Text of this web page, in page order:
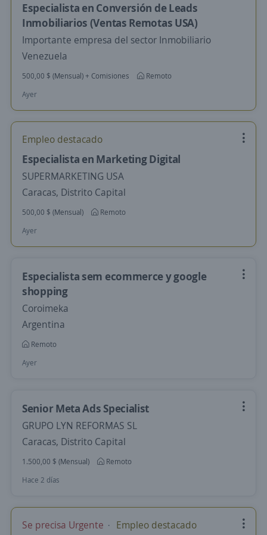
Especialista en Conversión de Leads
Inmobiliarios (Ventas Remotas USA)
Importante empresa del sector Inmobiliario
Venezuela
500,00 $ (Mensual) + Comisiones
Remoto
Ayer
Empleo destacado
Especialista en Marketing Digital
SUPERMARKETING USA
Caracas, Distrito Capital
500,00 $ (Mensual)
Remoto
Ayer
Especialista sem ecommerce y google
shopping
Coroimeka
Argentina
Remoto
Ayer
Senior Meta Ads Specialist
GRUPO LYN REFORMAS SL
Caracas, Distrito Capital
1.500,00 $ (Mensual)
Remoto
Hace 2 días
Se precisa Urgente Empleo destacado